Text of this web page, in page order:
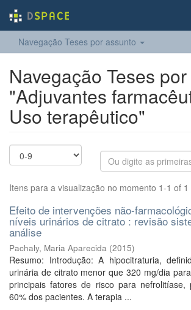
Navegação Teses por assunto
Navegação Teses
"Adjuvantes
Uso terapêutico"
Itens para a visualização no momento 1-1 of 1
Efeito de intervenções não-
níveis urinários de citrato : revisão
análise
Pachaly, Maria Aparecida (2015)
Resumo: Introdução: A hipocitraturia,
urinária de citrato menor que 320 mg/dia
principais fatores de risco para
60% dos pacientes. A terapia ...